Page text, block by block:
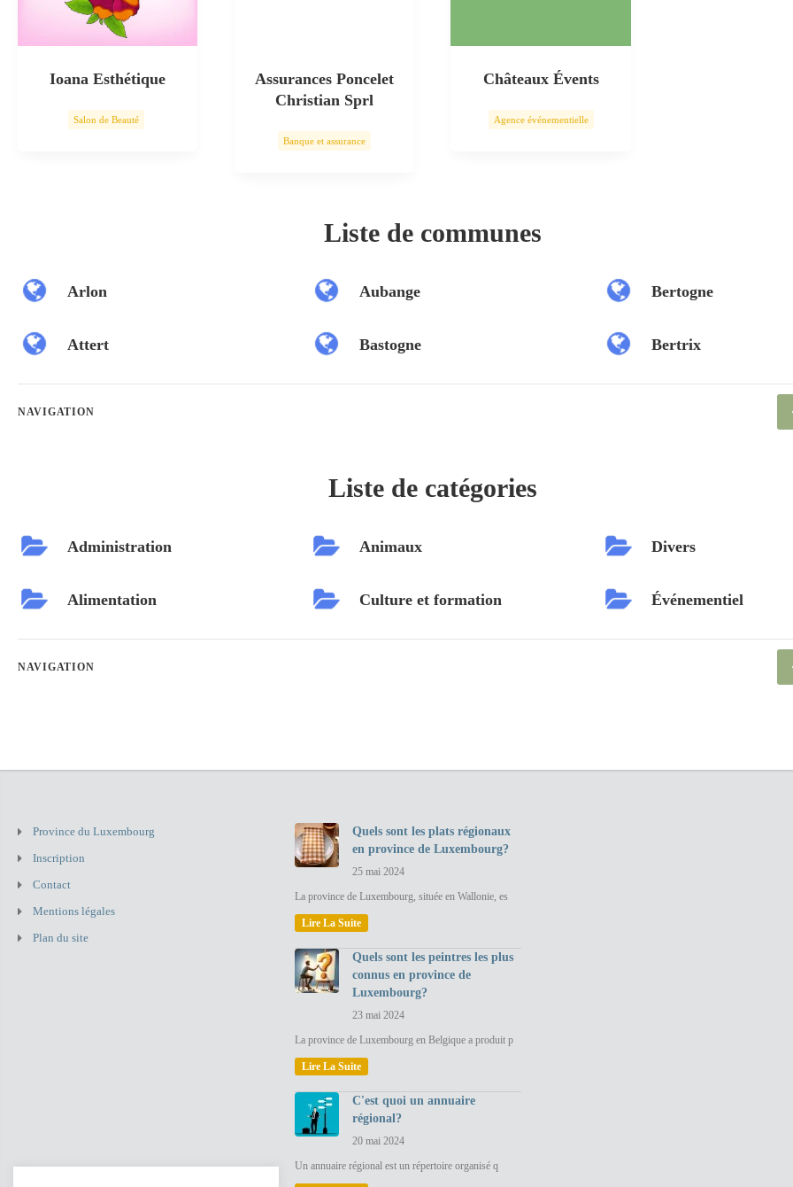
Ioana Esthétique
Salon de Beauté
Assurances Poncelet
Christian Sprl
Banque et assurance
Châteaux Évents
Agence événementielle
Liste de communes
Arlon
Attert
Aubange
Bastogne
Bertogne
Bertrix
NAVIGATION
Liste de catégories
Administration
Alimentation
Animaux
Culture et formation
Divers
Événementiel
NAVIGATION
Province du Luxembourg
Inscription
Contact
Mentions légales
Plan du site
Quels sont les plats régionaux
en province de Luxembourg?
25 mai 2024
La province de Luxembourg, située en Wallonie, es
Lire La Suite
Quels sont les peintres les plus
connus en province de
Luxembourg?
23 mai 2024
La province de Luxembourg en Belgique a produit p
Lire La Suite
C'est quoi un annuaire
régional?
20 mai 2024
Un annuaire régional est un répertoire organisé q